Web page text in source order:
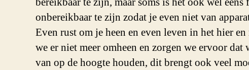
onbereikbaar te zijn zodat je even niet van
Even rust om je heen en even leven in het hier
we er niet meer omheen en zorgen we ervoor dat
van op de hoogte houden, dit brengt ook veel